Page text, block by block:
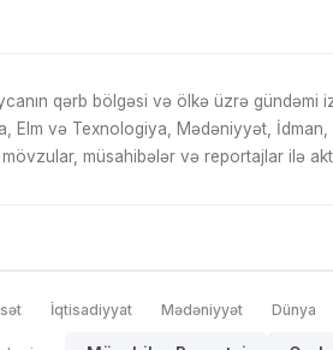
qərb bölgəsi və ölkə üzrə gündəmi
Elm və Texnologiya, Mədəniyyət,
müsahibələr və reportajlar ilə
İqtisadiyyat Mədəniyyət Dünya